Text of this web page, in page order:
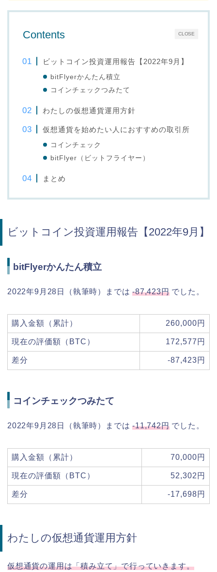
CLOSE
Contents
ビットコイン投資運用報告【2022年9月】
bitFlyerかんたん積立
コインチェックつみたて
わたしの仮想通貨運用方針
仮想通貨を始めたい人におすすめの取引所
コインチェック
bitFlyer（ビットフライヤー）
まとめ
ビットコイン投資運用報告【2022年9月】
bitFlyerかんたん積立
2022年9月28日（執筆時）までは-87,423円でした。
購入金額（累計） 260,000円
現在の評価額（BTC） 172,577円
差分 -87,423円
コインチェックつみたて
2022年9月28日（執筆時）までは-11,742円でした。
購入金額（累計） 70,000円
現在の評価額（BTC） 52,302円
差分 -17,698円
わたしの仮想通貨運用方針
仮想通貨の運用は「積み立て」で行っていきます。